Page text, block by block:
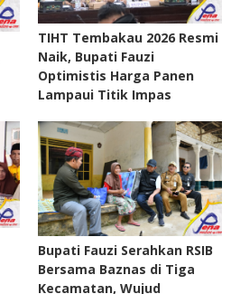
TIHT Tembakau 2026 Resmi
Naik, Bupati Fauzi
Optimistis Harga Panen
Lampaui Titik Impas
Bupati Fauzi Serahkan RSIB
Bersama Baznas di Tiga
Kecamatan, Wujud